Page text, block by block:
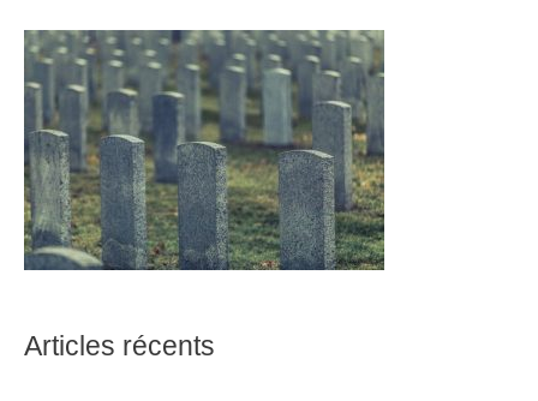
Articles récents